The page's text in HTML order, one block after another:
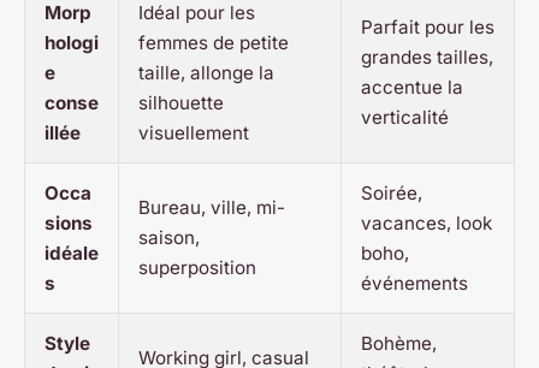
Morp
hologi
e
conse
illée
Idéal pour les
femmes de petite
taille, allonge la
silhouette
visuellement
Parfait pour les
grandes tailles,
accentue la
verticalité
Occa
sions
idéale
s
Bureau, ville, mi-
saison,
superposition
Soirée,
vacances, look
boho,
événements
Style
Working girl, casual
Bohème,